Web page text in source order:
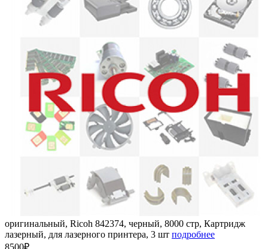
оригинальный, Ricoh 842374, черный, 8000 стр, Картридж
лазерный, для лазерного принтера, 3 шт подробнее
8500₽